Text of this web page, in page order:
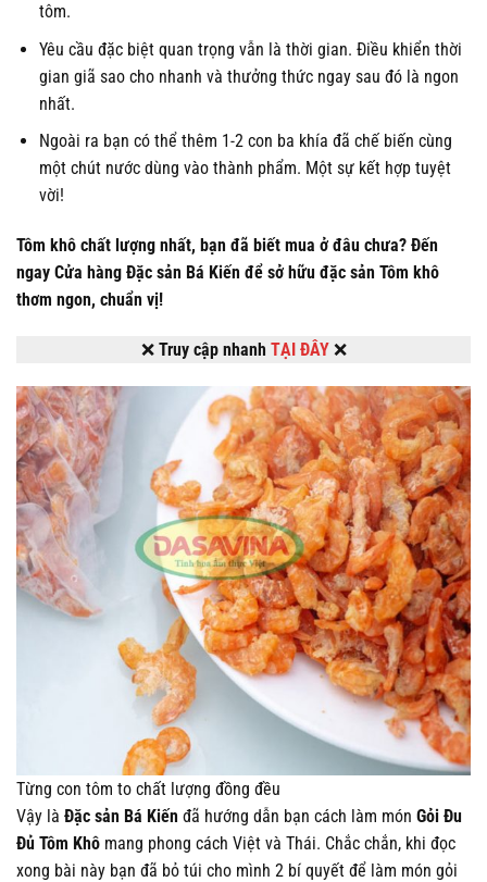
tôm.
Yêu cầu đặc biệt quan trọng vẫn là thời gian. Điều khiển thời
gian giã sao cho nhanh và thưởng thức ngay sau đó là ngon
nhất.
Ngoài ra bạn có thể thêm 1-2 con ba khía đã chế biến cùng
một chút nước dùng vào thành phẩm. Một sự kết hợp tuyệt
vời!
Tôm khô chất lượng nhất, bạn đã biết mua ở đâu chưa? Đến
ngay Cửa hàng Đặc sản Bá Kiến để sở hữu đặc sản Tôm khô
thơm ngon, chuẩn vị!
❌ Truy cập nhanh TẠI ĐÂY❌
Từng con tôm to chất lượng đồng đều
Vậy là Đặc sản Bá Kiến đã hướng dẫn bạn cách làm món Gỏi Đu
Đủ Tôm Khô mang phong cách Việt và Thái. Chắc chắn, khi đọc
xong bài này bạn đã bỏ túi cho mình 2 bí quyết để làm món gỏi